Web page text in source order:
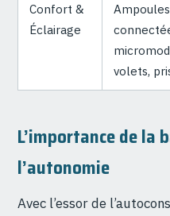
Confort &
Éclairage
volets,
L’importance de la
l’autonomie
Avec l’essor de